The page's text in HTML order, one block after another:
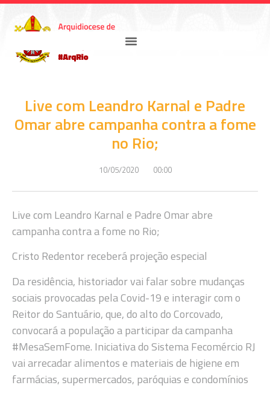
Live com Leandro Karnal e Padre
Omar abre campanha contra a fome
no Rio;
10/05/2020 00:00
Live com Leandro Karnal e Padre Omar abre
campanha contra a fome no Rio;
Cristo Redentor receberá projeção especial
Da residência, historiador vai falar sobre mudanças
sociais provocadas pela Covid-19 e interagir com o
Reitor do Santuário, que, do alto do Corcovado,
convocará a população a participar da campanha
#MesaSemFome. Iniciativa do Sistema Fecomércio RJ
vai arrecadar alimentos e materiais de higiene em
farmácias, supermercados, paróquias e condomínios